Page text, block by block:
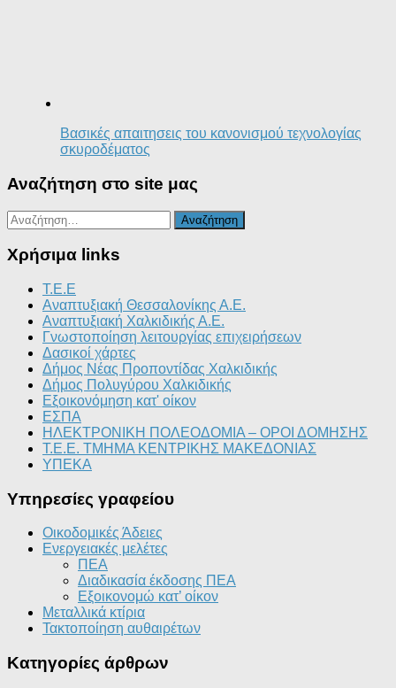
Βασικές απαιτησεις του κανονισμού τεχνολογίας
σκυροδέματος
Αναζήτηση στο site μας
Αναζήτηση
για:
Χρήσιμα links
T.E.E
Αναπτυξιακή Θεσσαλονίκης Α.Ε.
Αναπτυξιακή Χαλκιδικής Α.Ε.
Γνωστοποίηση λειτουργίας επιχειρήσεων
Δασικοί χάρτες
Δήμος Νέας Προποντίδας Χαλκιδικής
Δήμος Πολυγύρου Χαλκιδικής
Εξοικονόμηση κατ' οίκον
ΕΣΠΑ
ΗΛΕΚΤΡΟΝΙΚΗ ΠΟΛΕΟΔΟΜΙΑ – ΟΡΟΙ ΔΟΜΗΣΗΣ
Τ.Ε.Ε. ΤΜΗΜΑ ΚΕΝΤΡΙΚΗΣ ΜΑΚΕΔΟΝΙΑΣ
ΥΠΕΚΑ
Υπηρεσίες γραφείου
Οικοδομικές Άδειες
Ενεργειακές μελέτες
ΠΕΑ
Διαδικασία έκδοσης ΠΕΑ
Εξοικονομώ κατ’ οίκoν
Μεταλλικά κτίρια
Τακτοποίηση αυθαιρέτων
Κατηγορίες άρθρων